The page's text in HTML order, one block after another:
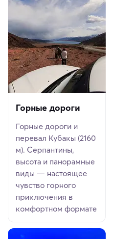
Горные дороги
Горные дороги и
перевал Кубакы (2160
м). Серпантины,
высота и панорамные
виды — настоящее
чувство горного
приключения в
комфортном формате